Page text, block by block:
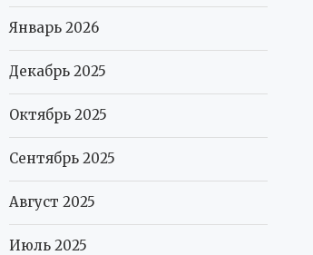
Январь 2026
Декабрь 2025
Октябрь 2025
Сентябрь 2025
Август 2025
Июль 2025